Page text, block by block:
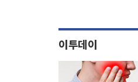
이투데이